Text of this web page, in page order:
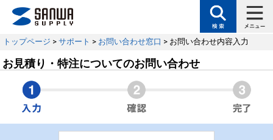
トップページ > サポート > お問い合わせ窓口 > お問い合わせ内容入力
お見積り・特注についてのお問い合わせ